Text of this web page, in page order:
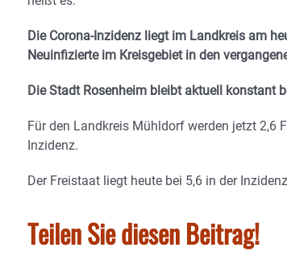
Die Corona-Inzidenz liegt im Landkreis am
Neuinfizierte im Kreisgebiet in den
Die Stadt Rosenheim bleibt aktuell konstant
Für den Landkreis Mühldorf werden jetzt 2,6
Inzidenz.
Der Freistaat liegt heute bei 5,6 in der
Teilen Sie diesen Beitrag!